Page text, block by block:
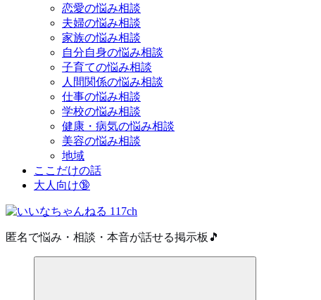
恋愛の悩み相談
夫婦の悩み相談
家族の悩み相談
自分自身の悩み相談
子育ての悩み相談
人間関係の悩み相談
仕事の悩み相談
学校の悩み相談
健康・病気の悩み相談
美容の悩み相談
地域
ここだけの話
大人向け🔞
匿名で悩み・相談・本音が話せる掲示板🎵